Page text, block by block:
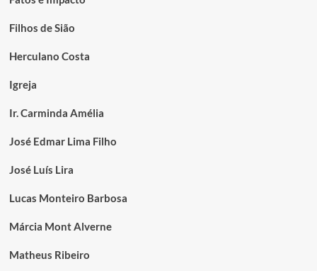
Filhos de Sião
Herculano Costa
Igreja
Ir. Carminda Amélia
José Edmar Lima Filho
José Luís Lira
Lucas Monteiro Barbosa
Márcia Mont Alverne
Matheus Ribeiro